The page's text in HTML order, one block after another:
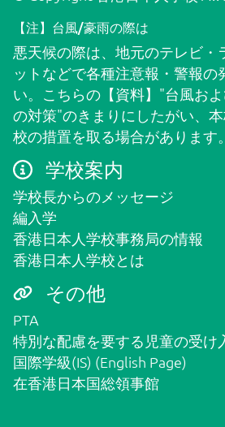
外部の方はこちら
保護者用
【注】台風/豪雨の際は
悪天候の際は、地元のテレビ・
ットなどで各種注意報・警報の
い。こちらの 【資料】"台風お
の対策"のきまりにしたがい、
校の措置を取る場合があります
学校案内
学校長からのメッセージ
編入学
香港日本人学校事務局の情報
香港日本人学校とは
その他
PTA
特別な配慮を要する児童の受け
国際学級(IS) (English Page)
在香港日本国総領事館